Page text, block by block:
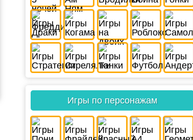
Игры по персонажам